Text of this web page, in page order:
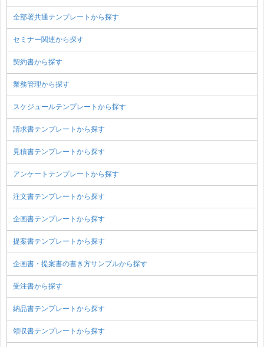
全部署共通テンプレートから探す
セミナー関連から探す
契約書から探す
業務管理から探す
スケジュールテンプレートから探す
請求書テンプレートから探す
見積書テンプレートから探す
アンケートテンプレートから探す
注文書テンプレートから探す
企画書テンプレートから探す
提案書テンプレートから探す
企画書・提案書の書き方サンプルから探す
受注書から探す
納品書テンプレートから探す
領収書テンプレートから探す